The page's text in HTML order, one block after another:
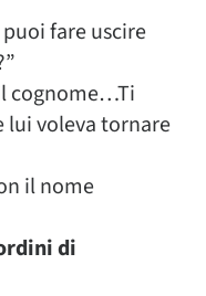
fare uscire
cognome…Ti
lui voleva tornare
il nome
di